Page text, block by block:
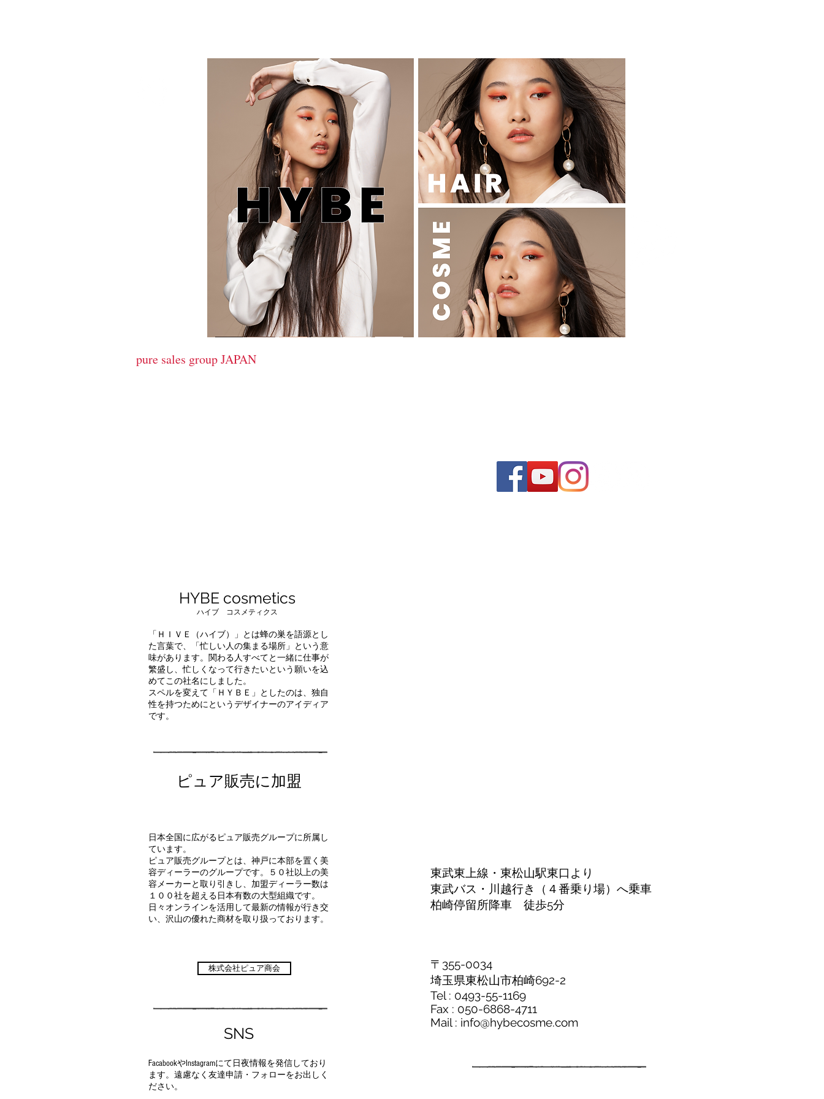
HYBE
cosmetics
pure sales group JAPAN
​HYBE cosmetics
ハイブ コスメティクス
「ＨＩＶＥ（ハイブ）」とは蜂の巣を語源とし
た言葉で、「忙しい人の集まる場所」という意
味があります。関わる人すべてと一緒に仕事が
繁盛し、忙しくなって行きたいという願いを込
めてこの社名にしました。
スペルを変えて「ＨＹＢＥ」としたのは、独自
性を持つためにというデザイナーのアイディア
です。
​ピュア販売に加盟
日本全国に広がるピュア販売グループに所属し
ています。
ピュア販売グループとは、神戸に本部を置く美
容ディーラーのグループです。５０社以上の美
容メーカーと取り引きし、加盟ディーラー数は
１００社を超える日本有数の大型組織です。
日々オンラインを活用して最新の情報が行き交
い、沢山の優れた商材を取り扱っております。
東武東上線・東松山駅東口より
東武バス・川越行き（４番乗り場）へ乗車
柏崎停留所降車 徒歩5分
株式会社ピュア商会
SNS
FacabookやInstagramにて日夜情報を発信しており
ます。遠慮なく友達申請・フォローをお出しく
ださい。
〒355-0034
埼玉県東松山市柏崎692-2
Tel : 0493-55-1169
Fax : 050-6868-4711
Mail : info@hybecosme.com